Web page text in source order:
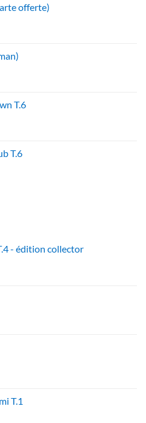
offerte)
T.6
T.6
- édition collector
T.1